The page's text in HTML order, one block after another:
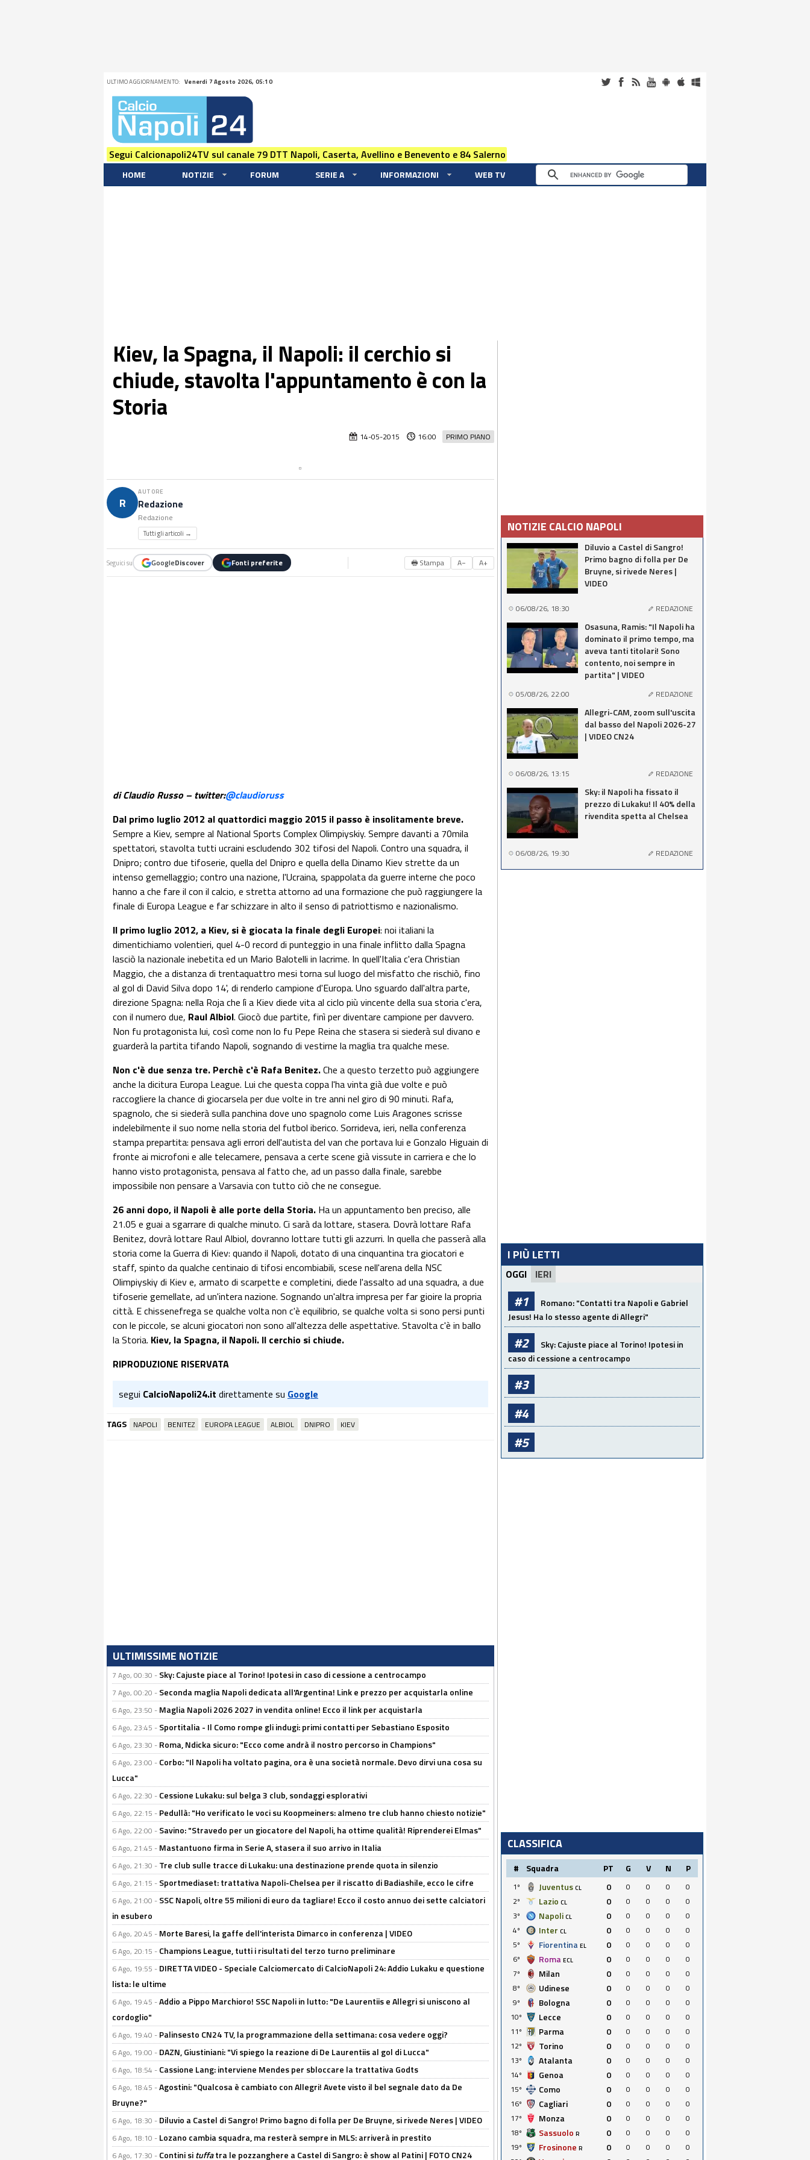
ULTIMO AGGIORNAMENTO: Venerdi 7 Agosto 2026, 05:10
Segui Calcionapoli24TV sul canale 79 DTT Napoli, Caserta, Avellino e Benevento e 84 Salerno
HOME NOTIZIE FORUM SERIE A INFORMAZIONI WEB TV
Kiev, la Spagna, il Napoli: il cerchio si
chiude, stavolta l'appuntamento è con la
Storia
PRIMO PIANO
14-05-2015 16:00
R
AUTORE
Redazione
Redazione
Tutti gli articoli →
Seguici su GoogleDiscover Fonti preferite 🖶 Stampa A− A+
di Claudio Russo – twitter:@claudioruss
Dal primo luglio 2012 al quattordici maggio 2015 il passo è insolitamente breve.
Sempre a Kiev, sempre al National Sports Complex Olimpiyskiy. Sempre davanti a 70mila
spettatori, stavolta tutti ucraini escludendo 302 tifosi del Napoli. Contro una squadra, il
Dnipro; contro due tifoserie, quella del Dnipro e quella della Dinamo Kiev strette da un
intenso gemellaggio; contro una nazione, l'Ucraina, spappolata da guerre interne che poco
hanno a che fare il con il calcio, e stretta attorno ad una formazione che può raggiungere la
finale di Europa League e far schizzare in alto il senso di patriottismo e nazionalismo.
Il primo luglio 2012, a Kiev, si è giocata la finale degli Europei: noi italiani la
dimentichiamo volentieri, quel 4-0 record di punteggio in una finale inflitto dalla Spagna
lasciò la nazionale inebetita ed un Mario Balotelli in lacrime. In quell'Italia c'era Christian
Maggio, che a distanza di trentaquattro mesi torna sul luogo del misfatto che rischiò, fino
al gol di David Silva dopo 14', di renderlo campione d'Europa. Uno sguardo dall'altra parte,
direzione Spagna: nella Roja che lì a Kiev diede vita al ciclo più vincente della sua storia c'era,
con il numero due, Raul Albiol. Giocò due partite, finì per diventare campione per davvero.
Non fu protagonista lui, così come non lo fu Pepe Reina che stasera si siederà sul divano e
guarderà la partita tifando Napoli, sognando di vestirne la maglia tra qualche mese.
Non c'è due senza tre. Perchè c'è Rafa Benitez.Che a questo terzetto può aggiungere
anche la dicitura Europa League. Lui che questa coppa l'ha vinta già due volte e può
raccogliere la chance di giocarsela per due volte in tre anni nel giro di 90 minuti. Rafa,
spagnolo, che si siederà sulla panchina dove uno spagnolo come Luis Aragones scrisse
indelebilmente il suo nome nella storia del futbol iberico. Sorrideva, ieri, nella conferenza
stampa prepartita: pensava agli errori dell'autista del van che portava lui e Gonzalo Higuain di
fronte ai microfoni e alle telecamere, pensava a certe scene già vissute in carriera e che lo
hanno visto protagonista, pensava al fatto che, ad un passo dalla finale, sarebbe
impossibile non pensare a Varsavia con tutto ciò che ne consegue.
26 anni dopo, il Napoli è alle porte della Storia. Ha un appuntamento ben preciso, alle
21.05 e guai a sgarrare di qualche minuto. Ci sarà da lottare, stasera. Dovrà lottare Rafa
Benitez, dovrà lottare Raul Albiol, dovranno lottare tutti gli azzurri. In quella che passerà alla
storia come la Guerra di Kiev: quando il Napoli, dotato di una cinquantina tra giocatori e
staff, spinto da qualche centinaio di tifosi encombiabili, scese nell'arena della NSC
Olimpiyskiy di Kiev e, armato di scarpette e completini, diede l'assalto ad una squadra, a due
tifoserie gemellate, ad un'intera nazione. Sognando un'altra impresa per far gioire la propria
città. E chissenefrega se qualche volta non c'è equilibrio, se qualche volta si sono persi punti
con le piccole, se alcuni giocatori non sono all'altezza delle aspettative. Stavolta c'è in ballo
la Storia. Kiev, la Spagna, il Napoli. Il cerchio si chiude.
RIPRODUZIONE RISERVATA
segui CalcioNapoli24.it direttamente su Google
TAGS NAPOLI BENITEZ EUROPA LEAGUE ALBIOL DNIPRO KIEV
ULTIMISSIME NOTIZIE
7 Ago, 00:30 - Sky: Cajuste piace al Torino! Ipotesi in caso di cessione a centrocampo
7 Ago, 00:20 - Seconda maglia Napoli dedicata all'Argentina! Link e prezzo per acquistarla online
6 Ago, 23:50 - Maglia Napoli 2026 2027 in vendita online! Ecco il link per acquistarla
6 Ago, 23:45 - Sportitalia - Il Como rompe gli indugi: primi contatti per Sebastiano Esposito
6 Ago, 23:30 - Roma, Ndicka sicuro: "Ecco come andrà il nostro percorso in Champions"
6 Ago, 23:00 - Corbo: "Il Napoli ha voltato pagina, ora è una società normale. Devo dirvi una cosa su
Lucca"
6 Ago, 22:30 - Cessione Lukaku: sul belga 3 club, sondaggi esplorativi
6 Ago, 22:15 - Pedullà: "Ho verificato le voci su Koopmeiners: almeno tre club hanno chiesto notizie"
6 Ago, 22:00 - Savino: "Stravedo per un giocatore del Napoli, ha ottime qualità! Riprenderei Elmas"
6 Ago, 21:45 - Mastantuono firma in Serie A, stasera il suo arrivo in Italia
6 Ago, 21:30 - Tre club sulle tracce di Lukaku: una destinazione prende quota in silenzio
6 Ago, 21:15 - Sportmediaset: trattativa Napoli-Chelsea per il riscatto di Badiashile, ecco le cifre
6 Ago, 21:00 - SSC Napoli, oltre 55 milioni di euro da tagliare! Ecco il costo annuo dei sette calciatori
in esubero
6 Ago, 20:45 - Morte Baresi, la gaffe dell'interista Dimarco in conferenza | VIDEO
6 Ago, 20:15 - Champions League, tutti i risultati del terzo turno preliminare
6 Ago, 19:55 - DIRETTA VIDEO - Speciale Calciomercato di CalcioNapoli 24: Addio Lukaku e questione
lista: le ultime
6 Ago, 19:45 -Addio a Pippo Marchioro! SSC Napoli in lutto: "De Laurentiis e Allegri si uniscono al
cordoglio"
6 Ago, 19:40 - Palinsesto CN24 TV, la programmazione della settimana: cosa vedere oggi?
6 Ago, 19:00 - DAZN, Giustiniani: "Vi spiego la reazione di De Laurentiis al gol di Lucca"
6 Ago, 18:54 - Cassione Lang: interviene Mendes per sbloccare la trattativa Godts
6 Ago, 18:45 -Agostini: "Qualcosa è cambiato con Allegri! Avete visto il bel segnale dato da De
Bruyne?"
6 Ago, 18:30 - Diluvio a Castel di Sangro! Primo bagno di folla per De Bruyne, si rivede Neres | VIDEO
6 Ago, 18:10 - Lozano cambia squadra, ma resterà sempre in MLS: arriverà in prestito
6 Ago, 17:30 - Contini situffatra le pozzanghere a Castel di Sangro: è show al Patini | FOTO CN24
NOTIZIE CALCIO NAPOLI
Diluvio a Castel di Sangro!
Primo bagno di folla per De
Bruyne, si rivede Neres |
VIDEO
06/08/26, 18:30 REDAZIONE
Osasuna, Ramis: "Il Napoli ha
dominato il primo tempo, ma
aveva tanti titolari! Sono
contento, noi sempre in
partita" | VIDEO
05/08/26, 22:00 REDAZIONE
Allegri-CAM, zoom sull'uscita
dal basso del Napoli 2026-27
| VIDEO CN24
06/08/26, 13:15 REDAZIONE
Sky: il Napoli ha fissato il
prezzo di Lukaku! Il 40% della
rivendita spetta al Chelsea
06/08/26, 19:30 REDAZIONE
I PIÙ LETTI
OGGI IERI
#1
Romano: "Contatti tra Napoli e Gabriel
Jesus! Ha lo stesso agente di Allegri"
#2
Sky: Cajuste piace al Torino! Ipotesi in
caso di cessione a centrocampo
#3
#4
#5
CLASSIFICA
# Squadra PT G V N P
1º Juventus CL 0 0 0 0
0
2º
Lazio CL 0 0 0 0
0
3º
Napoli CL 0 0 0 0
0
4º
Inter CL 0 0 0 0
0
5º
Fiorentina EL 0 0 0 0
0
6º
Roma ECL 0 0 0 0
0
7º
Milan 0 0 0 0
0
8º
Udinese 0 0 0 0
0
9º
Bologna 0 0 0 0
0
10º
Lecce 0 0 0 0
0
11º
Parma 0 0 0 0
0
12º
Torino 0 0 0 0
0
13º
Atalanta 0 0 0 0
0
14º
Genoa 0 0 0 0
0
15º
Como 0 0 0 0
0
16º
Cagliari 0 0 0 0
0
17º
Monza 0 0 0 0
0
18º
Sassuolo R 0 0 0 0
0
19º
Frosinone R 0 0 0 0
0